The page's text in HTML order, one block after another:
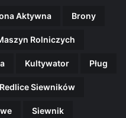
Aktywna Brony
Rolniczych
Kultywator Pług
Redlice Siewników
Siewnik